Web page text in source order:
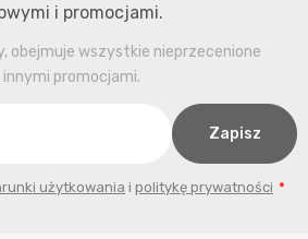
i promocjami.
obejmuje wszystkie nieprzecenione
innymi promocjami.
użytkowania i politykę prywatności